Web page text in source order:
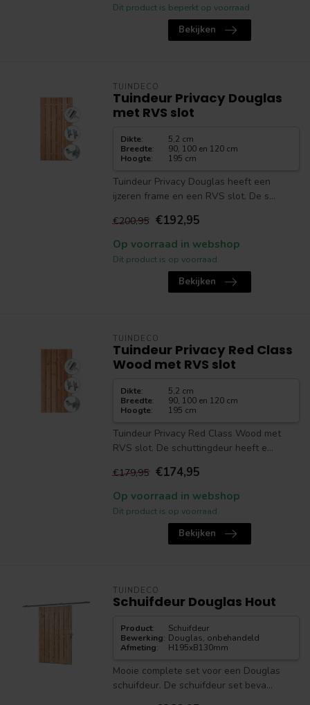
Dit product is beperkt op voorraad
Bekijken
TUINDECO
Tuindeur Privacy Douglas
met RVS slot
Dikte:
5,2 cm
Breedte:
90, 100 en 120 cm
Hoogte: 195 cm
Tuindeur Privacy Douglas heeft een
ijzeren frame en een RVS slot. De s...
€200,95 €192,95
Op voorraad in webshop
Dit product is op voorraad.
Bekijken
TUINDECO
Tuindeur Privacy Red Class
Wood met RVS slot
Dikte:
5,2 cm
Breedte:
90, 100 en 120 cm
Hoogte: 195 cm
Tuindeur Privacy Red Class Wood met
RVS slot. De schuttingdeur heeft e...
€179,95 €174,95
Op voorraad in webshop
Dit product is op voorraad.
Bekijken
TUINDECO
Schuifdeur Douglas Hout
Product:
Schuifdeur
Bewerking: Douglas, onbehandeld
Afmeting: H195xB130mm
Mooie complete set voor een Douglas
schuifdeur. De schuifdeur set beva...